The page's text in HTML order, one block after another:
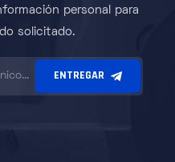
personal para
solicitado.
ENTREGAR